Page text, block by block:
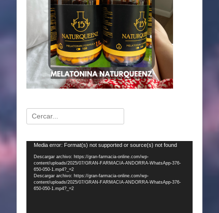
Buscar:
Reproductor
vídeo
Media error: Format(s) not supported or source(s) not found
Descargar archivo: https://gran-farmacia-online.com/wp-
content/uploads/2025/07/GRAN-FARMACIA-ANDORRA-WhatsApp-376-
650-050-1.mp4?_=2
Descargar archivo: https://gran-farmacia-online.com/wp-
content/uploads/2025/07/GRAN-FARMACIA-ANDORRA-WhatsApp-376-
650-050-1.mp4?_=2